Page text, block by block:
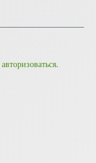
авторизоваться.